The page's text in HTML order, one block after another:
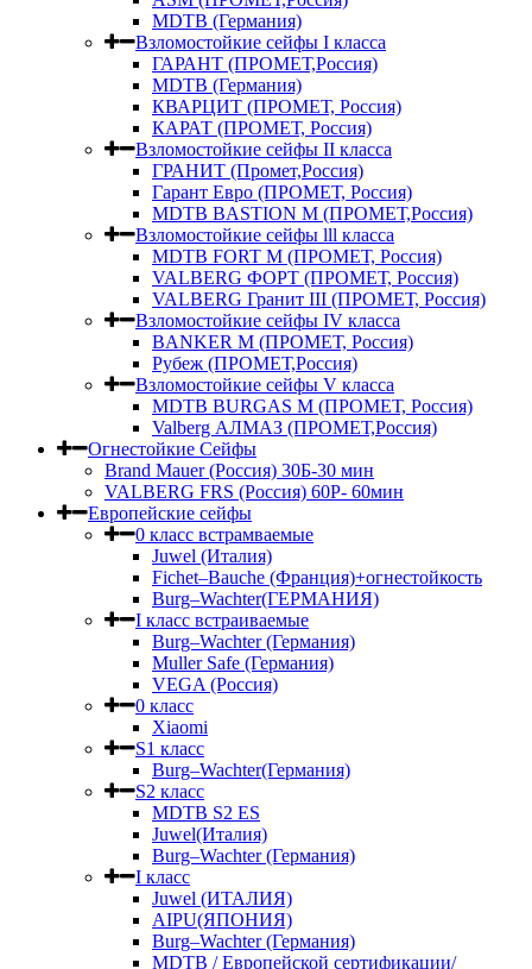
MDTB (Германия)
Взломостойкие сейфы I класса
ГАРАНТ (ПРОМЕТ,Россия)
MDTB (Германия)
КВАРЦИТ (ПРОМЕТ, Россия)
КАРАТ (ПРОМЕТ, Россия)
Взломостойкие сейфы II класса
ГРАНИТ (Промет,Россия)
Гарант Евро (ПРОМЕТ, Россия)
MDTB BASTION M (ПРОМЕТ,Россия)
Взломостойкие сейфы lll класса
MDTB FORT M (ПРОМЕТ, Россия)
VALBERG ФОРТ (ПРОМЕТ, Россия)
VALBERG Гранит III (ПРОМЕТ, Россия)
Взломостойкие сейфы IV класса
BANKER M (ПРОМЕТ, Россия)
Рубеж (ПРОМЕТ,Россия)
Взломостойкие сейфы V класса
MDTB BURGAS M (ПРОМЕТ, Россия)
Valberg АЛМАЗ (ПРОМЕТ,Россия)
Огнестойкие Сейфы
Brand Mauer (Россия) 30Б-30 мин
VALBERG FRS (Россия) 60Р- 60мин
Европейские сейфы
0 класс встрамваемые
Juwel (Италия)
Fichet–Bauche (Франция)+огнестойкость
Burg–Wachter(ГЕРМАНИЯ)
I класс встраиваемые
Burg–Wachter (Германия)
Muller Safe (Германия)
VEGA (Россия)
0 класс
Xiaomi
S1 класс
Burg–Wachter(Германия)
S2 класс
MDTB S2 ES
Juwel(Италия)
Burg–Wachter (Германия)
I класс
Juwel (ИТАЛИЯ)
AIPU(ЯПОНИЯ)
Burg–Wachter (Германия)
MDTB / Европейской сертификации/